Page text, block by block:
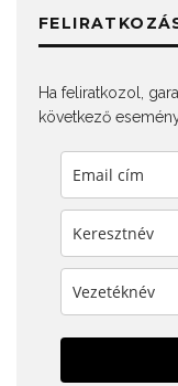
Ha feliratkozol,
következő